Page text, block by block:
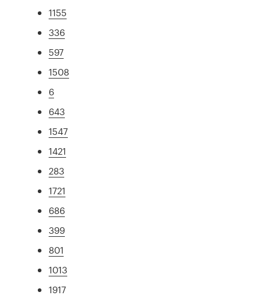
1155
336
597
1508
6
643
1547
1421
283
1721
686
399
801
1013
1917